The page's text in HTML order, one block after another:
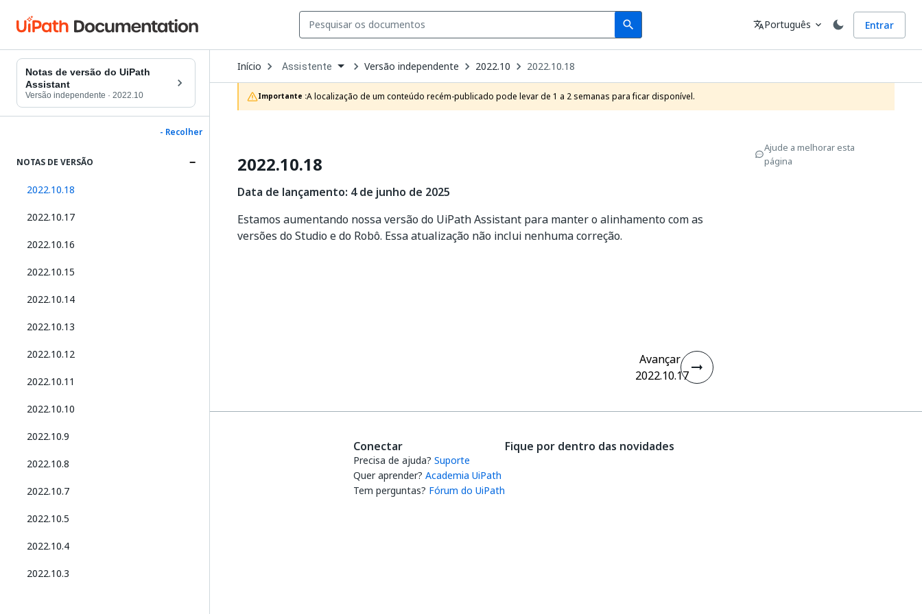
search
Search Idioma
translatePortuguês expand_more Entrar
Notas de versão do UiPath
Assistant
Versão independente · 2022.10
- Recolher
NOTAS DE VERSÃO
2022.10.18
2022.10.17
2022.10.16
2022.10.15
2022.10.14
2022.10.13
2022.10.12
2022.10.11
2022.10.10
2022.10.9
2022.10.8
2022.10.7
2022.10.5
2022.10.4
2022.10.3
Início Open
Dropdown
to
choose
product
Assistente Versão independente 2022.10 2022.10.18
Importante :A localização de um conteúdo recém-publicado pode levar de 1 a 2 semanas para ficar disponível.
2022.10.18
Data de lançamento: 4 de junho de 2025
Estamos aumentando nossa versão do UiPath Assistant para manter o alinhamento com as
versões do Studio e do Robô. Essa atualização não inclui nenhuma correção.
Ajude a melhorar esta
página
Avançar
2022.10.17
Conectar
Precisa de ajuda? Suporte
Quer aprender? Academia UiPath
Tem perguntas? Fórum do UiPath
Fique por dentro das novidades